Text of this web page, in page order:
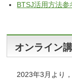
BTSJ活用方法参
オンライン
2023年3月より